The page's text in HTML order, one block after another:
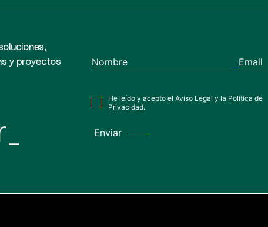
y proyectos
He leído y acepto el Aviso Legal y la Política de
Privacidad.